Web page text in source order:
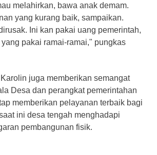
melahirkan, bawa anak demam.
yang kurang baik, sampaikan.
Ini kan pakai uang pemerintah,
pakai ramai-ramai," pungkas
juga memberikan semangat
Desa dan perangkat pemerintahan
memberikan pelayanan terbaik bagi
ini desa tengah menghadapi
pembangunan fisik.